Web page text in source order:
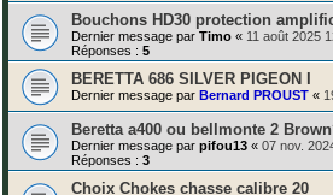
Bouchons HD30 protection
Dernier message par Timo « 11 août 2025
Réponses : 5
BERETTA 686 SILVER PIGEON I
Dernier message par Bernard PROUST «
Beretta a400 ou bellmonte 2
Dernier message par pifou13 « 07 nov.
Réponses : 3
Choix Chokes chasse calibre 20